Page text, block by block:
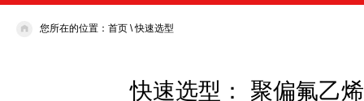
您所在的位置： 首页 \快速选型
快速选型： 聚偏氟乙